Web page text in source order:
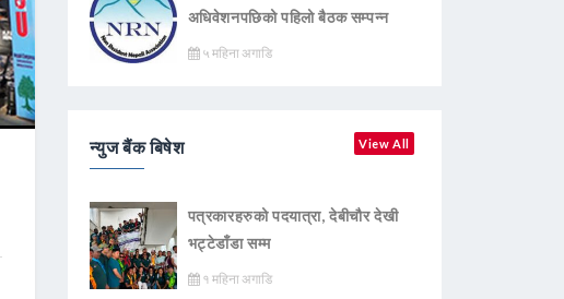
अधिवेशनपछिको पहिलो बैठक सम्पन्न
५ महिना अगाडि
न्युज बैंक बिषेश View All
पत्रकारहरुको पदयात्रा, देबीचौर देखी
भट्टेडाँडा सम्म
१ महिना अगाडि